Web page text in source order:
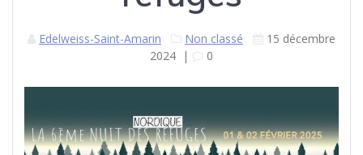
Edelweiss-Saint-Amarin Non classé
15 décembre
2024 | 0